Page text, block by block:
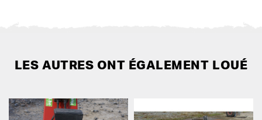
LES AUTRES ONT ÉGALEMENT LOUÉ